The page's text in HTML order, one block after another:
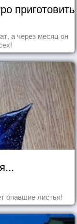
приготовить
а через месяц он
опавшие листья!